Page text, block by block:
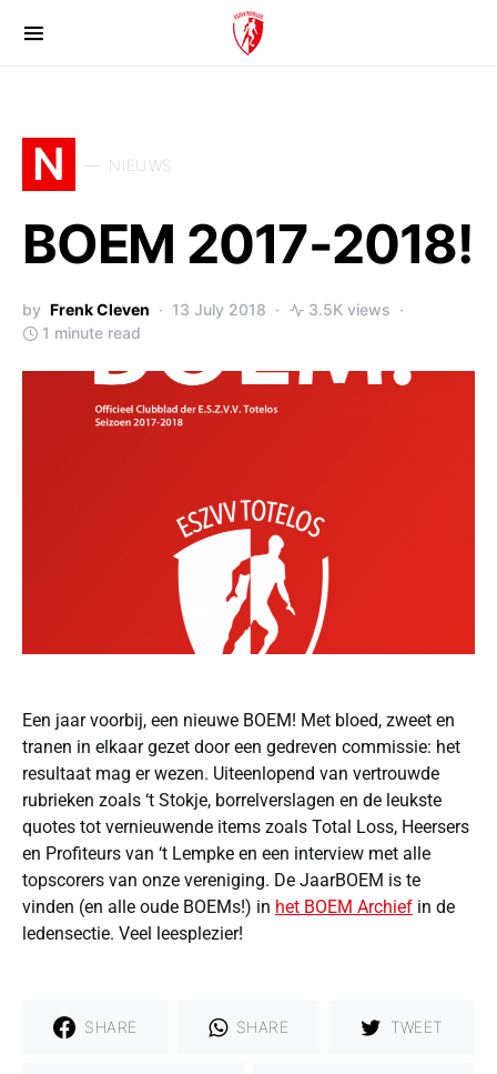
N NIEUWS
BOEM 2017-2018!
by Frenk Cleven 13 July 2018
3.5K views
1 minute read
Een jaar voorbij, een nieuwe BOEM! Met bloed, zweet en
tranen in elkaar gezet door een gedreven commissie: het
resultaat mag er wezen. Uiteenlopend van vertrouwde
rubrieken zoals ‘t Stokje, borrelverslagen en de leukste
quotes tot vernieuwende items zoals Total Loss, Heersers
en Profiteurs van ‘t Lempke en een interview met alle
topscorers van onze vereniging. De JaarBOEM is te
vinden (en alle oude BOEMs!) in het BOEM Archief in de
ledensectie. Veel leesplezier!
SHARE SHARE TWEET